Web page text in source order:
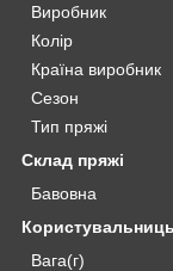
Виробник
Колір
Країна виробник
Сезон
Тип пряжі
Склад пряжі
Бавовна
Вага(г)